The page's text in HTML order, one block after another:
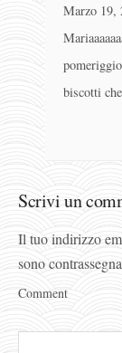
Marzo 19,
biscotti
Scrivi un
Il tuo indirizzo
sono
Comment